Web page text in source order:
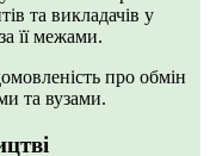
та викладачів у
її межами.
про обмін
та вузами.